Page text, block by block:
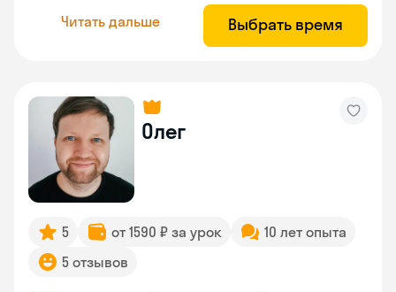
Читать дальше Выбрать время
Олег
5 от 1590 ₽ за урок
10 лет опыта
5 отзывов